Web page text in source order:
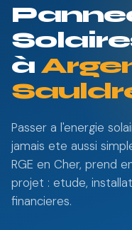
à
Passer a l'energie
jamais ete aussi
RGE en Cher, prend
projet : etude,
financieres.